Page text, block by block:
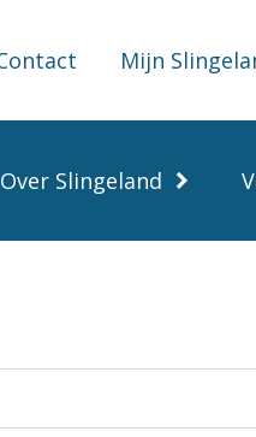
Mijn
Over Slingeland